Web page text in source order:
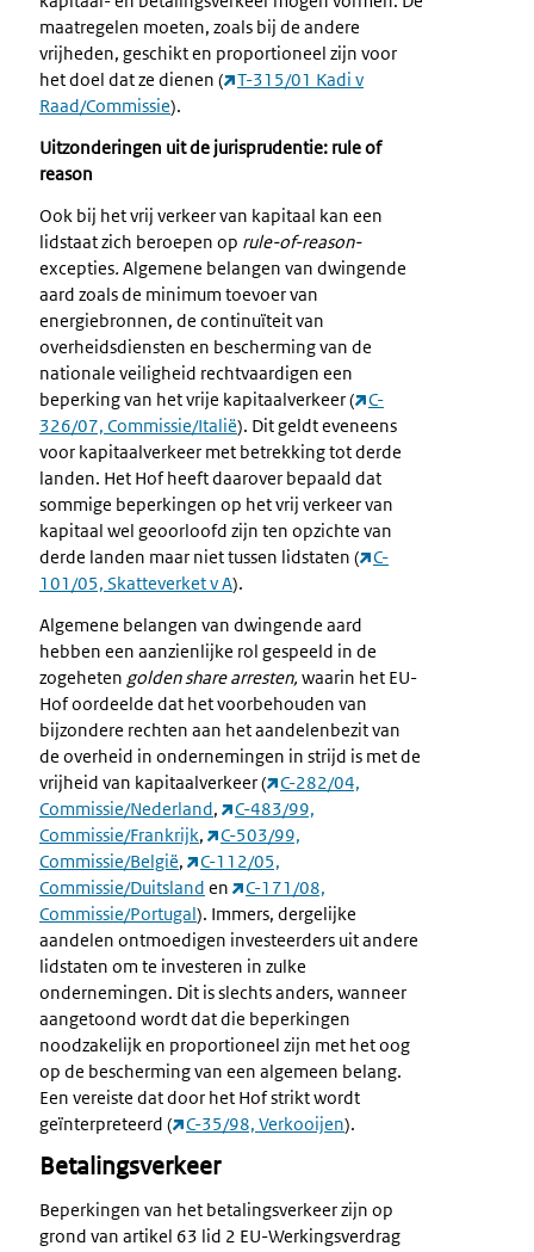
maatregelen moeten, zoals bij de andere
vrijheden, geschikt en proportioneel zijn voor
het doel dat ze dienen (
T-315/01 Kadi v
Raad/Commissie).
Uitzonderingen uit de jurisprudentie: rule of
reason
Ook bij het vrij verkeer van kapitaal kan een
lidstaat zich beroepen op rule-of-reason-
excepties.Algemene belangen van dwingende
aard zoals de minimum toevoer van
energiebronnen, de continuïteit van
overheidsdiensten en bescherming van de
nationale veiligheid rechtvaardigen een
beperking van het vrije kapitaalverkeer (
C-
326/07, Commissie/Italië). Dit geldt eveneens
voor kapitaalverkeer met betrekking tot derde
landen. Het Hof heeft daarover bepaald dat
sommige beperkingen op het vrij verkeer van
kapitaal wel geoorloofd zijn ten opzichte van
derde landen maar niet tussen lidstaten (
C-
101/05, Skatteverket v A).
Algemene belangen van dwingende aard
hebben een aanzienlijke rol gespeeld in de
zogeheten golden share arresten, waarin het EU-
Hof oordeelde dat het voorbehouden van
bijzondere rechten aan het aandelenbezit van
de overheid in ondernemingen in strijd is met de
vrijheid van kapitaalverkeer (
C-282/04,
Commissie/Nederland,
C-483/99,
Commissie/Frankrijk,
C-503/99,
Commissie/België,
C-112/05,
Commissie/Duitsland en
C-171/08,
Commissie/Portugal). Immers, dergelijke
aandelen ontmoedigen investeerders uit andere
lidstaten om te investeren in zulke
ondernemingen. Dit is slechts anders, wanneer
aangetoond wordt dat die beperkingen
noodzakelijk en proportioneel zijn met het oog
op de bescherming van een algemeen belang.
Een vereiste dat door het Hof strikt wordt
geïnterpreteerd (
C-35/98, Verkooijen).
Betalingsverkeer
Beperkingen van het betalingsverkeer zijn op
grond van artikel 63 lid 2 EU-Werkingsverdrag